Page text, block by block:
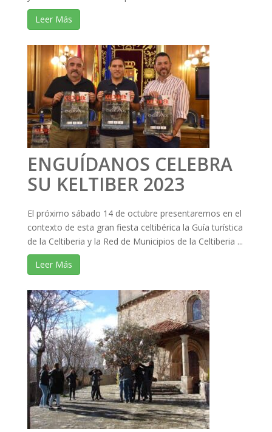
Leer Más
ENGUÍDANOS CELEBRA
SU KELTIBER 2023
El próximo sábado 14 de octubre presentaremos en el
contexto de esta gran fiesta celtibérica la Guía turística
de la Celtiberia y la Red de Municipios de la Celtiberia ...
Leer Más